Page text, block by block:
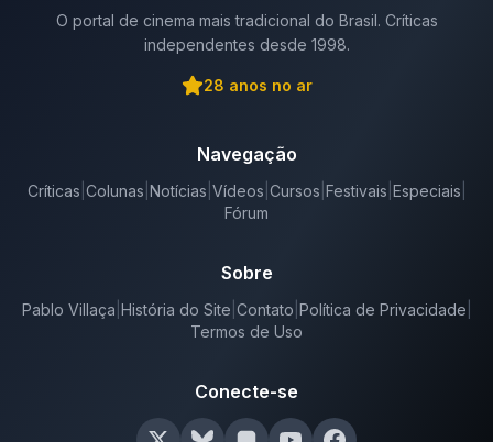
O portal de cinema mais tradicional do Brasil. Críticas
independentes desde 1998.
28 anos no ar
Navegação
Críticas Colunas Notícias Vídeos Cursos Festivais Especiais
Fórum
Sobre
Pablo Villaça História do Site Contato Política de Privacidade
Termos de Uso
Conecte-se